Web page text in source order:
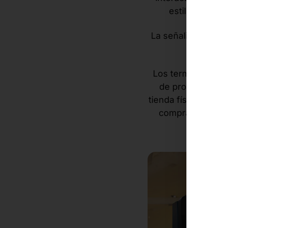
estilos, o recibir
La señalización digital atrae la
Los terminales de
de productos, el buscador
tienda física con la oferta en
compra innovadora, sino